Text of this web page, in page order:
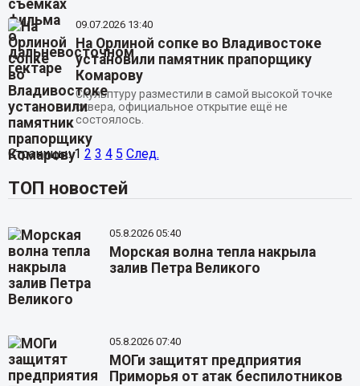
09.07.2026 13:40
На Орлиной сопке во Владивостоке
установили памятник прапорщику
Комарову
Скульптуру разместили в самой высокой точке
сквера, официальное открытие ещё не
состоялось.
Страницы: 1 2 3 4 5 След.
ТОП новостей
05.8.2026 05:40
Морская волна тепла накрыла
залив Петра Великого
05.8.2026 07:40
МОГи защитят предприятия
Приморья от атак беспилотников